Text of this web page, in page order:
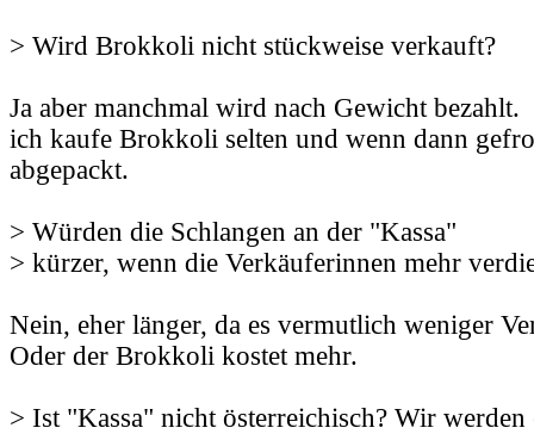
> Wird Brokkoli nicht stückweise verkauft?
Ja aber manchmal wird nach Gewicht bezahlt.
ich kaufe Brokkoli selten und wenn dann
abgepackt.
> Würden die Schlangen an der "Kassa"
> kürzer, wenn die Verkäuferinnen mehr
Nein, eher länger, da es vermutlich weniger
Oder der Brokkoli kostet mehr.
> Ist "Kassa" nicht österreichisch? Wir